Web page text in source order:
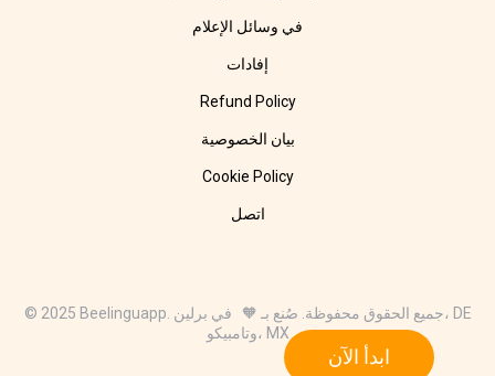
ابدأ الآن
في وسائل الإعلام
إفادات
Refund Policy
بيان الخصوصية
Cookie Policy
اتصل
© 2025 Beelinguapp. جميع الحقوق محفوظة. صُنع بـ 🧡 في برلين، DE
وتامبيكو، MX